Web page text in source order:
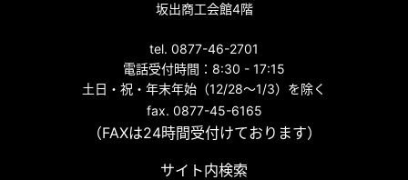
坂出商工会館4階
tel. 0877-46-2701
電話受付時間：8:30 - 17:15
土日・祝・年末年始（12/28～1/3）を除く
fax. 0877-45-6165
（FAXは24時間受付けております）
サイト内検索